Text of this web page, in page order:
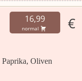
16,99
normal €
Oliven